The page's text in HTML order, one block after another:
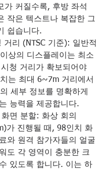
가 커질수록, 후방 좌석
작은 텍스트나 복잡한 그
쉽습니다.
상의 디스플레이는 최소
청 거리가 확보되어야
는 최대 6~7m 거리에서
세부 정보를 명확하게
능력을 제공합니다.
가 진행될 때, 98인치 화
와 원격 참가자들의 얼굴
도 각 영역이 충분한 크
있도록 합니다. 이는 하